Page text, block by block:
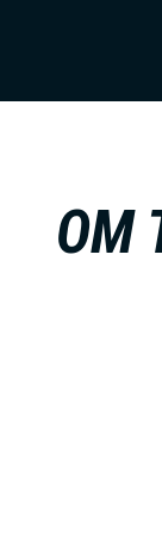
OM